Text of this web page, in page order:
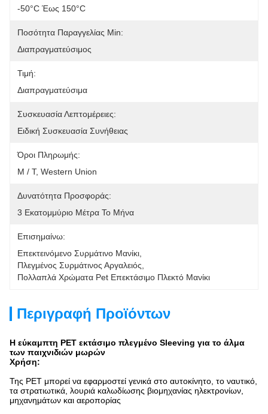
-50°C Έως 150°C
Ποσότητα Παραγγελίας Min:
Διαπραγματεύσιμος
Τιμή:
Διαπραγματεύσιμα
Συσκευασία Λεπτομέρειες:
Ειδική Συσκευασία Συνήθειας
Όροι Πληρωμής:
Μ / Τ, Western Union
Δυνατότητα Προσφοράς:
3 Εκατομμύριο Μέτρα Το Μήνα
Επισημαίνω:
Επεκτεινόμενο Συρμάτινο Μανίκι
Πλεγμένος Συρμάτινος Αργαλειός
Πολλαπλά Χρώματα Pet Επεκτάσιμο Πλεκτό Μανίκι
Περιγραφή Προϊόντων
Η εύκαμπτη PET εκτάσιμο πλεγμένο Sleeving για το άλμα
των παιχνιδιών μωρών
Χρήση:
Της PET μπορεί να εφαρμοστεί γενικά στο αυτοκίνητο, το ναυτικό,
τα στρατιωτικά, λουριά καλωδίωσης βιομηχανίας ηλεκτρονίων,
μηχανημάτων και αεροπορίας